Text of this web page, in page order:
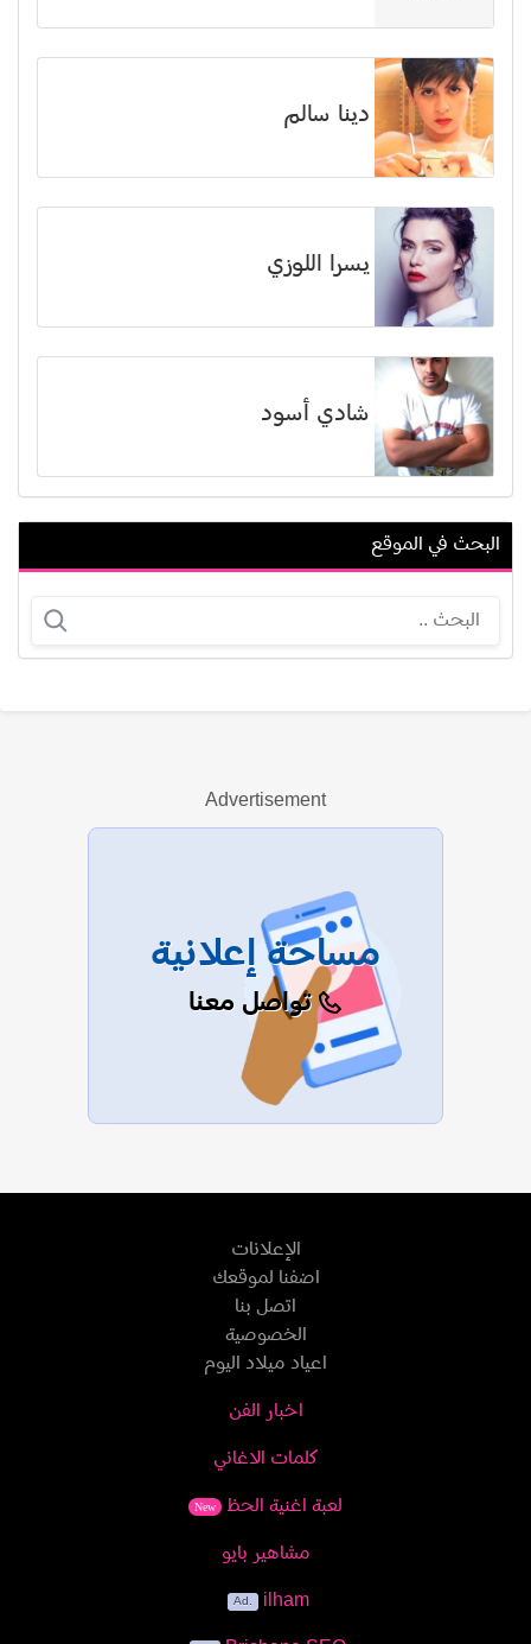
دينا سالم
يسرا اللوزي
شادي أسود
غنوة محمد علي
عرض الكل
البحث في الموقع
Advertisement
مساحة إعلانية
تواصل معنا
الإعلانات
اضفنا لموقعك
اتصل بنا
الخصوصية
اعياد ميلاد اليوم
اخبار الفن
كلمات الاغاني
لعبة اغنية الحظ New
مشاهير بايو
ilham